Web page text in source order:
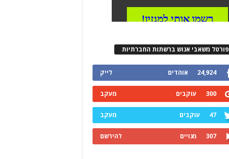
פורטל משאבי אנוש ברשתות החברתיות
24,924 אוהדים לייק
300 עוקבים מעקב
47 עוקבים מעקב
307 מנויים להירשם